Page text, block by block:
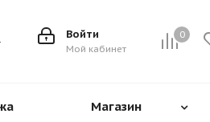
0
Войти
Мой кабинет
Магазин